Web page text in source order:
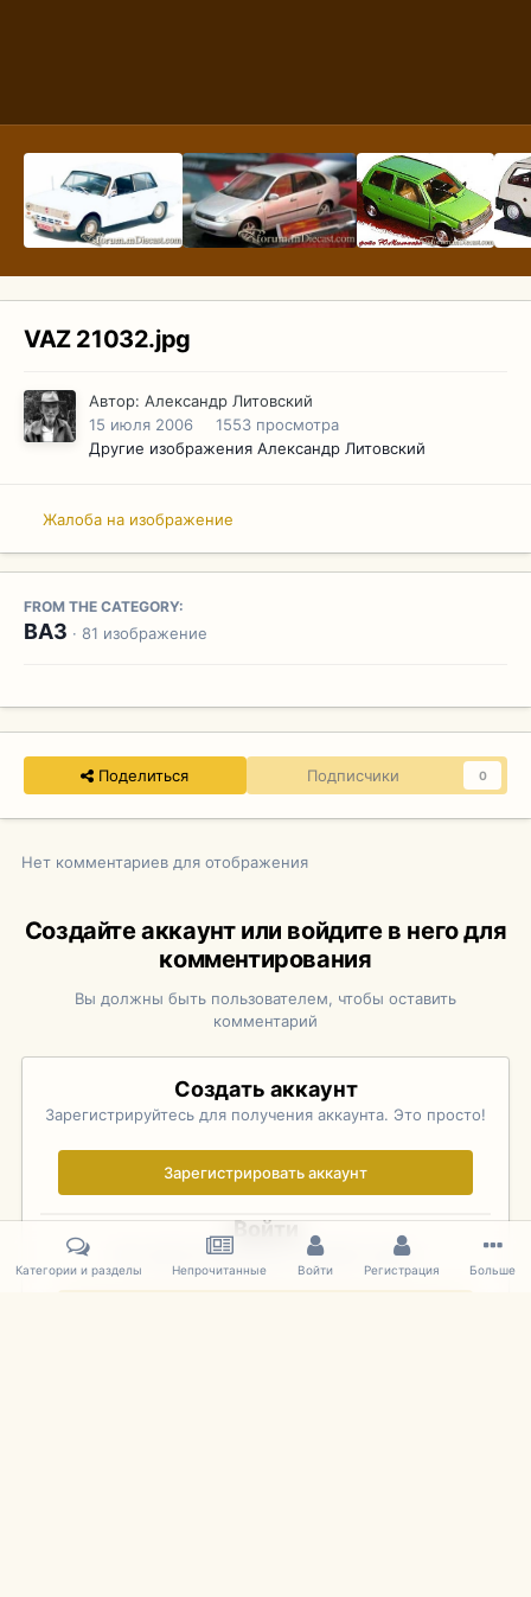
VAZ 21032.jpg
Автор: Александр Литовский
15 июля 2006
1553 просмотра
Другие изображения Александр Литовский
Жалоба на изображение
FROM THE CATEGORY:
ВАЗ · 81 изображение
Поделиться Подписчики 0
Нет комментариев для отображения
Создайте аккаунт или войдите в него для
комментирования
Вы должны быть пользователем, чтобы оставить
комментарий
Создать аккаунт
Зарегистрируйтесь для получения аккаунта. Это просто!
Зарегистрировать аккаунт
Войти
Уже зарегистрированы? Войдите здесь.
Категории и разделы Непрочитанные Войти Регистрация Больше